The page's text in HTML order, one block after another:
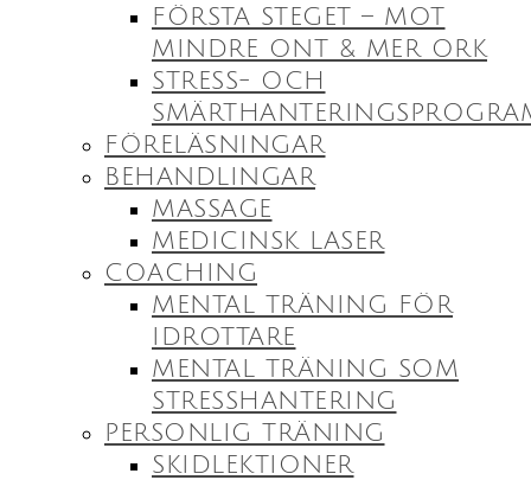
FÖRSTA STEGET – MOT
MINDRE ONT & MER ORK
STRESS- OCH
FÖRELÄSNINGAR
BEHANDLINGAR
MASSAGE
MEDICINSK LASER
COACHING
MENTAL TRÄNING FÖR
IDROTTARE
MENTAL TRÄNING SOM
STRESSHANTERING
PERSONLIG TRÄNING
SKIDLEKTIONER